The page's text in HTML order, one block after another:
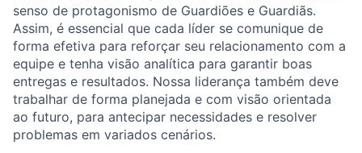
senso de protagonismo de Guardiões e Guardiãs.
Assim, é essencial que cada líder se comunique de
forma efetiva para reforçar seu relacionamento com a
equipe e tenha visão analítica para garantir boas
entregas e resultados. Nossa liderança também deve
trabalhar de forma planejada e com visão orientada
ao futuro, para antecipar necessidades e resolver
problemas em variados cenários.